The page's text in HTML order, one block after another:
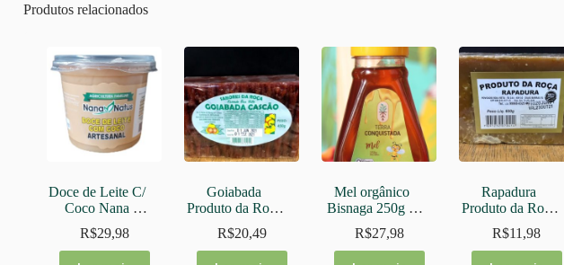
Produtos relacionados
Doce de Leite C/
Coco Nana
Natus 500g
R$29,98
Goiabada
Produto da Roça
450g
R$20,49
Mel orgânico
Bisnaga 250g –
Terra
Conquistada
R$27,98
Rapadura
Produto da Roça
600g
R$11,98